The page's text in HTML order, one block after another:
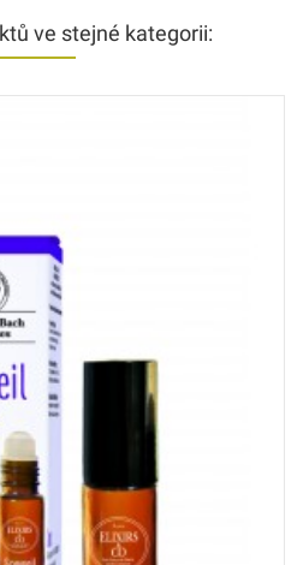
ve stejné kategorii: